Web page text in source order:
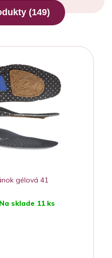
(149)
gélová 41
Na sklade 11 ks